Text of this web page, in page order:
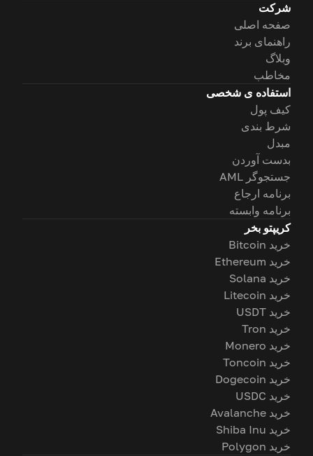
شرکت
صفحه اصلی
راهنمای برند
وبلاگ
مخاطب
استفاده ی شخصی
کیف پول
شرط بندی
مبدل
بدست آوردن
جستجوگر AML
برنامه ارجاع
برنامه وابسته
کریپتو بخر
خرید Bitcoin
خرید Ethereum
خرید Solana
خرید Litecoin
خرید USDT
خرید Tron
خرید Monero
خرید Toncoin
خرید Dogecoin
خرید USDC
خرید Avalanche
خرید Shiba Inu
خرید Polygon